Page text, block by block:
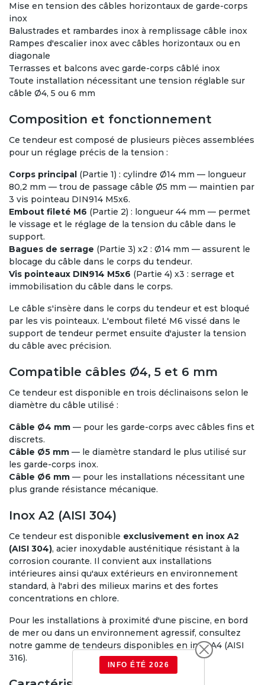
Mise en tension des câbles horizontaux de garde-corps
inox
Balustrades et rambardes inox à remplissage câble inox
Rampes d'escalier inox avec câbles horizontaux ou en
diagonale
Terrasses et balcons avec garde-corps câblé inox
Toute installation nécessitant une tension réglable sur
câble Ø4, 5 ou 6 mm
Composition et fonctionnement
Ce tendeur est composé de plusieurs pièces assemblées
pour un réglage précis de la tension :
Corps principal (Partie 1) : cylindre Ø14 mm — longueur
80,2 mm — trou de passage câble Ø5 mm — maintien par
3 vis pointeau DIN914 M5x6.
Embout fileté M6 (Partie 2) : longueur 44 mm — permet
le vissage et le réglage de la tension du câble dans le
support.
Bagues de serrage (Partie 3) x2 : Ø14 mm — assurent le
blocage du câble dans le corps du tendeur.
Vis pointeaux DIN914 M5x6 (Partie 4) x3 : serrage et
immobilisation du câble dans le corps.
Le câble s'insère dans le corps du tendeur et est bloqué
par les vis pointeaux. L'embout fileté M6 vissé dans le
support de tendeur permet ensuite d'ajuster la tension
du câble avec précision.
Compatible câbles Ø4, 5 et 6 mm
Ce tendeur est disponible en trois déclinaisons selon le
diamètre du câble utilisé :
Câble Ø4 mm — pour les garde-corps avec câbles fins et
discrets.
Câble Ø5 mm — le diamètre standard le plus utilisé sur
les garde-corps inox.
Câble Ø6 mm — pour les installations nécessitant une
plus grande résistance mécanique.
Inox A2 (AISI 304)
Ce tendeur est disponible exclusivement en inox A2
(AISI 304), acier inoxydable austénitique résistant à la
corrosion courante. Il convient aux installations
intérieures ainsi qu'aux extérieurs en environnement
standard, à l'abri des milieux marins et des fortes
concentrations en chlore.
Pour les installations à proximité d'une piscine, en bord
de mer ou dans un environnement agressif, consultez
notre gamme de tendeurs disponibles en inox A4 (AISI
316).
INFO ÉTÉ 2026